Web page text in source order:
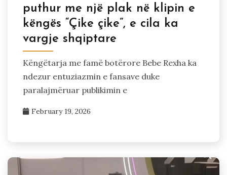
puthur me një plak në klipin e
këngës “Çike çike”, e cila ka
vargje shqiptare
Këngëtarja me famë botërore Bebe Rexha ka
ndezur entuziazmin e fansave duke
paralajmëruar publikimin e
February 19, 2026